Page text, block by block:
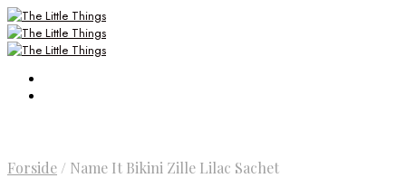
Forside / Name It Bikini Zille Lilac Sachet